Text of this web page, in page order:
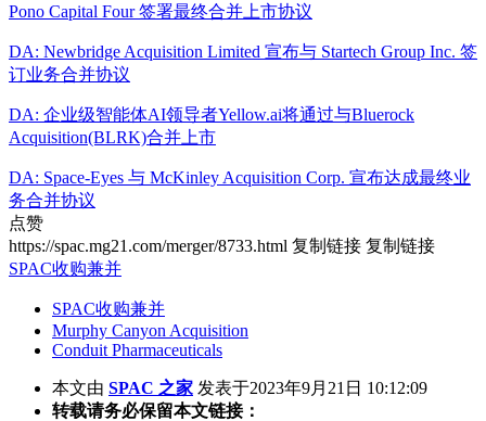
Pono Capital Four 签署最终合并上市协议
DA: Newbridge Acquisition Limited 宣布与 Startech Group Inc. 签
订业务合并协议
DA: 企业级智能体AI领导者Yellow.ai将通过与Bluerock
Acquisition(BLRK)合并上市
DA: Space-Eyes 与 McKinley Acquisition Corp. 宣布达成最终业
务合并协议
点赞
https://spac.mg21.com/merger/8733.html 复制链接 复制链接
SPAC收购兼并
SPAC收购兼并
Murphy Canyon Acquisition
Conduit Pharmaceuticals
本文由 SPAC 之家 发表于2023年9月21日 10:12:09
转载请务必保留本文链接：